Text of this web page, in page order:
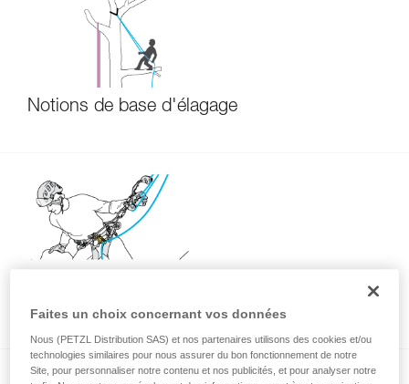
Notions de base d'élagage
Faites un choix concernant vos données
Nous (PETZL Distribution SAS) et nos partenaires utilisons des cookies et/ou
technologies similaires pour nous assurer du bon fonctionnement de notre
Site, pour personnaliser notre contenu et nos publicités, et pour analyser notre